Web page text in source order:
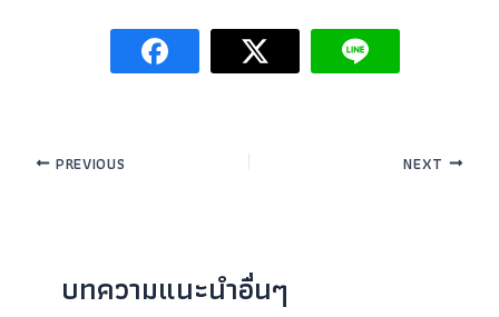
PREVIOUS NEXT
บทความแนะนำอื่นๆ